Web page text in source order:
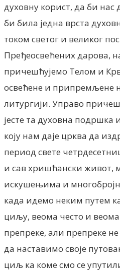
духовну корист, да би
би била једна врста
током светог и великог
Пређеосвећених дарова,
причешћујемо Телом и
освећене и припремљене
литургији. Управо
јесте та духовна подршка
коју нам даје црква да
период свете
и сав хришћански живот,
искушењима и
када идемо неким путем
циљу, веома често и
препреке, али препреке
да наставимо своје
циљ ка коме смо се